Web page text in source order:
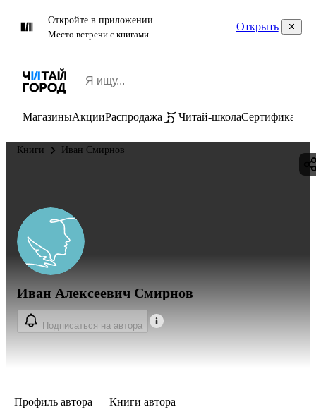
Откройте в приложении
Место встречи с книгами
Открыть
МагазиныАкцииРаспродажа Читай-школаСертификаты
Книги Иван Смирнов
Иван Алексеевич Смирнов
Подписаться на автора
Профиль автора Книги автора